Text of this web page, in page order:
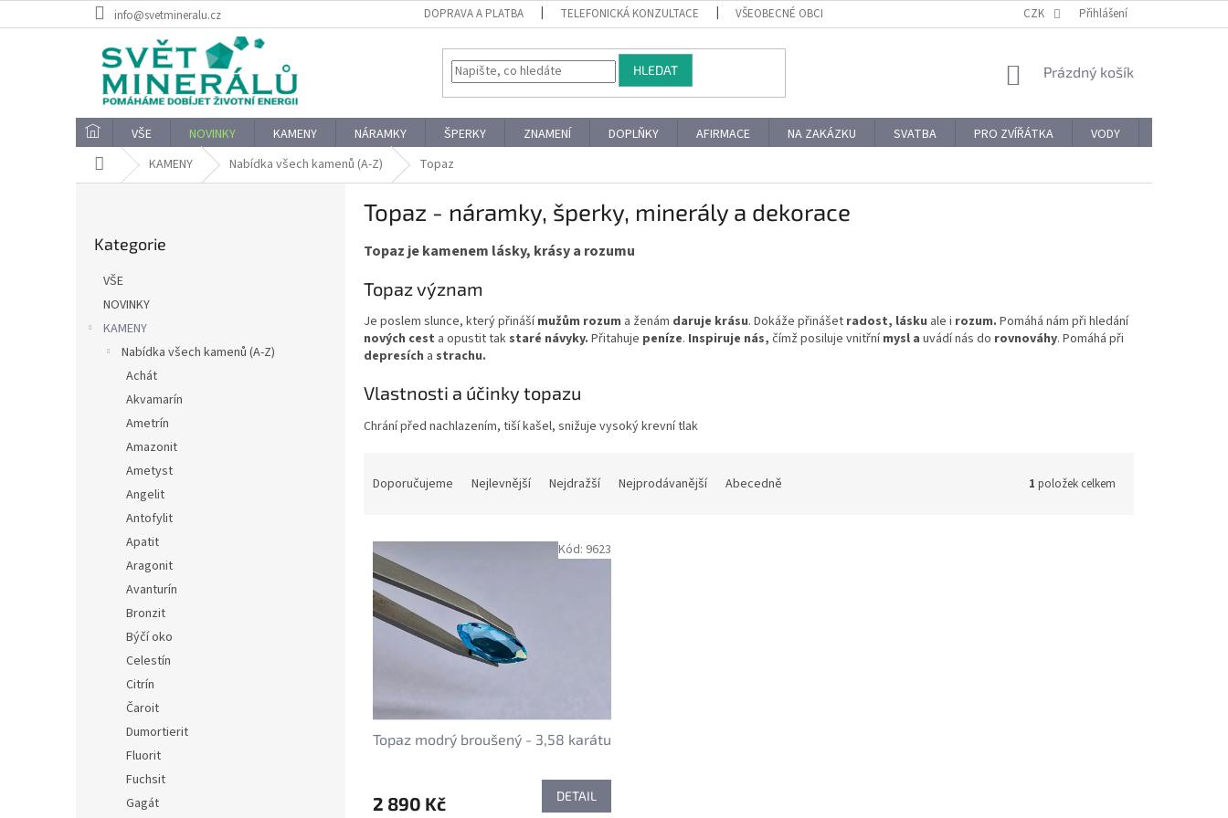
na
info@svetmineralu.cz DOPRAVA A PLATBA TELEFONICKÁ KONZULTACE VŠEOBECNÉ OBCHODNÍ PODMÍNKY REKLAMACE A VRÁCENÍ ZBOŽÍ
CZK Přihlášení
HLEDAT
NÁKUPNÍ
Prázdný košík
VŠE NOVINKY KAMENY NÁRAMKY ŠPERKY ZNAMENÍ DOPLŇKY AFIRMACE NA ZAKÁZKU SVATBA PRO ZVÍŘÁTKA VODY
Domů KAMENY Nabídka všech kamenů (A-Z) Topaz
kategorie
Kategorie
VŠE
NOVINKY
KAMENY
Nabídka všech kamenů (A-Z)
Achát
Akvamarín
Ametrín
Amazonit
Ametyst
Angelit
Antofylit
Apatit
Aragonit
Avanturín
Bronzit
Býčí oko
Celestín
Citrín
Čaroit
Dumortierit
Fluorit
Fuchsit
Gagát
Topaz - náramky, šperky, minerály a dekorace
Topaz je kamenem lásky, krásy a rozumu
Topaz význam
Je poslem slunce, který přinášímužům rozum a ženám daruje krásu. Dokáže přinášet radost, lásku ale i rozum. Pomáhá nám při hledání
nových cest a opustittak staré návyky. Přitahuje peníze. Inspiruje nás, čímž posiluje vnitřnímysl a uvádí nás do rovnováhy. Pomáhá při
depresích a strachu.
Vlastnosti a účinky topazu
Chrání před nachlazením, tiší kašel, snižuje vysoký krevní tlak
n
p
Doporučujeme Nejlevnější Nejdražší Nejprodávanější Abecedně 1 položek celkem
V
p
Topaz modrý broušený - 3,58 karátu
2 890 Kč DETAIL
Kód: 9623